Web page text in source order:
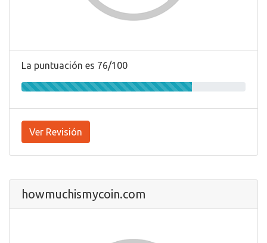
La puntuación es 76/100
Ver Revisión
howmuchismycoin.com